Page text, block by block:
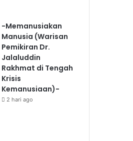
-Memanusiakan
Manusia (Warisan
Pemikiran Dr.
Jalaluddin
Rakhmat di Tengah
Krisis
Kemanusiaan)-
2 hari ago